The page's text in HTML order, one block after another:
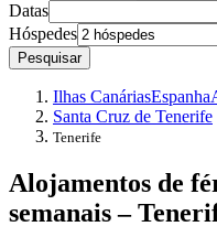
Datas
Hóspedes
Pesquisar
Ilhas CanáriasEspanha
Santa Cruz de Tenerife
Tenerife
Alojamentos de
semanais –